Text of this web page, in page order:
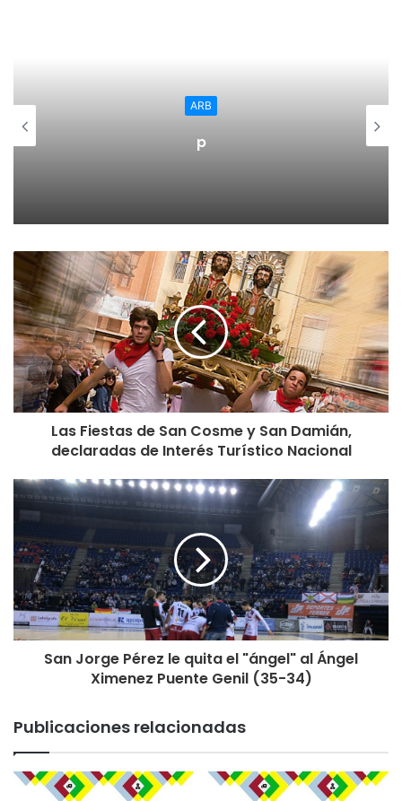
ARB
p
Las Fiestas de San Cosme y San Damián,
declaradas de Interés Turístico Nacional
San Jorge Pérez le quita el "ángel" al Ángel
Ximenez Puente Genil (35-34)
Publicaciones relacionadas